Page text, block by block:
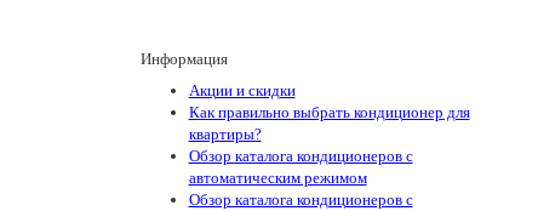
Информация
Акции и скидки
Как правильно выбрать кондиционер для
квартиры?
Обзор каталога кондиционеров с
автоматическим режимом
Обзор каталога кондиционеров с